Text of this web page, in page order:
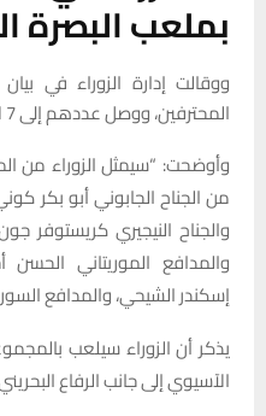
بملعب البصرة
ووقالت إدارة الزوراء في
المحترفين، ووصل عددهم إلى 7 لاعبين”.
وأوضحت: “سيمثل الزوراء من
من الجناح الجابوني أبو بكر
والجناح النيجيري كريستوفر
والمدافع الموريتاني الحسن
إسكندر الشيحي، والمدافع
يذكر أن الزوراء سيلعب
الآسيوي إلى جانب الرفاع